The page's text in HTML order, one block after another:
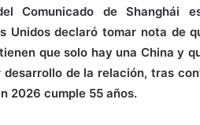
Comunicado de Shanghái
Unidos declaró tomar nota de
que solo hay una China y
de la relación, tras
2026 cumple 55 años.